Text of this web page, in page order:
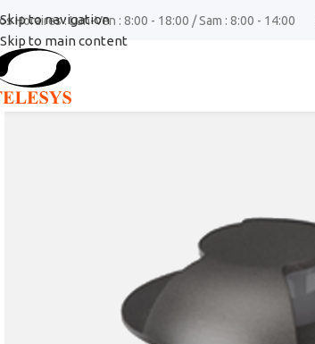
Skip to navigation
Skip to main content
Horaires : Lun-Ven : 8:00 - 18:00 / Sam : 8:00 - 14:00